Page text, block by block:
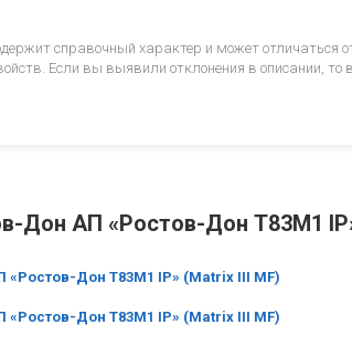
справочный характер и может
Если вы выявили отклонения в описании, то
Дон АП «Ростов-Дон Т83М1
«Ростов-Дон Т83М1 IP» (Matrix III MF)
«Ростов-Дон Т83М1 IP» (Matrix III MF)